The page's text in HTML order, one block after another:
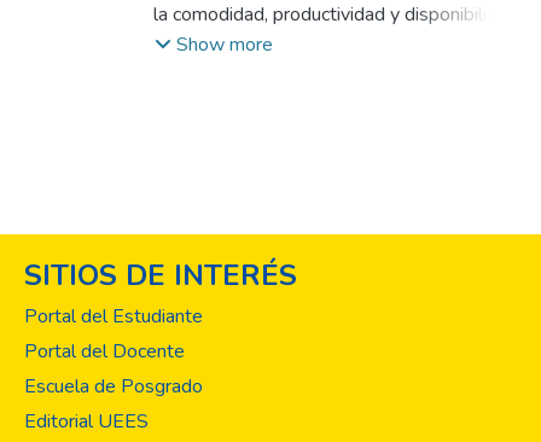
la comodidad, productividad y disponibilidad
en sus labores cotidianas; desde aquellos
con las herramientas teóricas y prácticas
para analizar, comprender y generar
diversos dispositivos. Es así como surge la
necesidad de elaborar el presente manual
Show more
SITIOS DE INTERÉS
Portal del Estudiante
Portal del Docente
Escuela de Posgrado
Editorial UEES